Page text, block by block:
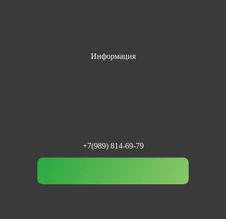
Информация
+7(989) 814-69-79